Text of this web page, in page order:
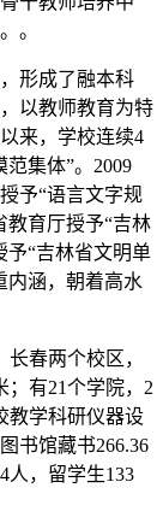
。
形成了融本科
以教师教育为特
来，学校连续4
集体”。2009
予“语言文字规
教育厅授予“吉林
予“吉林省文明单
内涵，朝着高水
春两个校区，
；有21个学院，2
教学科研仪器设
书馆藏书266.36
人，留学生133